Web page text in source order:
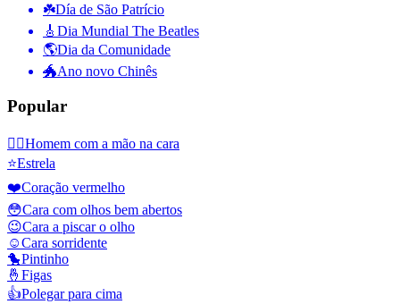
☘️Día de São Patrício
🎸 Dia Mundial The Beatles
🌎Dia da Comunidade
🐲Ano novo Chinês
Popular
🤦‍♂️Homem com a mão na cara
⭐Estrela
❤️Coração vermelho
😳Cara com olhos bem abertos
😉Cara a piscar o olho
☺️Cara sorridente
🐤Pintinho
🤞 Figas
👍Polegar para cima